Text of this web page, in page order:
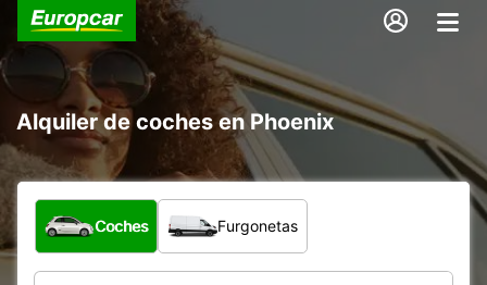
Alquiler de coches en Phoenix
¿Qué tipo de vehículo?
Coches Furgonetas